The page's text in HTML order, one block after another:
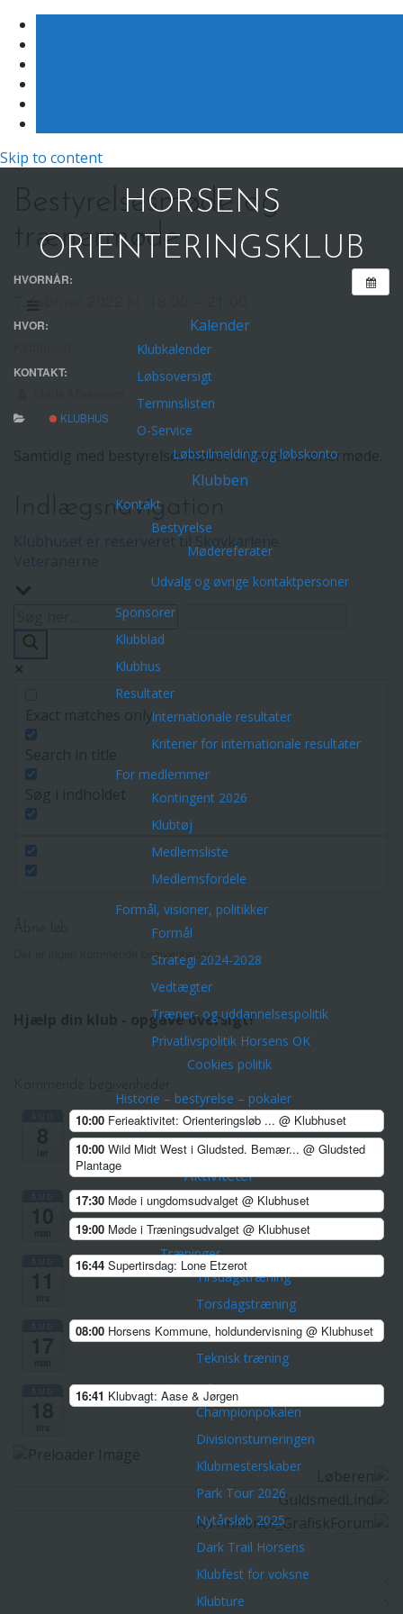
Skip to content
HORSENS
ORIENTERINGSKLUB
Kalender
Klubkalender
Løbsoversigt
Terminslisten
O-Service
Løbstilmelding og løbskonto
Klubben
Kontakt
Bestyrelse
Mødereferater
Udvalg og øvrige kontaktpersoner
Sponsorer
Klubblad
Klubhus
Resultater
Internationale resultater
Kriterier for internationale resultater
For medlemmer
Kontingent 2026
Klubtøj
Medlemsliste
Medlemsfordele
Formål, visioner, politikker
Formål
Strategi 2024-2028
Vedtægter
Træner- og uddannelsespolitik
Privatlivspolitik Horsens OK
Cookies politik
Historie – bestyrelse – pokaler
Fotoalbum 2002-2010
Orienteringskort
Aktiviteter
Arrangementer/Åbne løb
Corona-tilpasninger
Træninger
Tirsdagstræning
Torsdagstræning
Lørdagstræning
Teknisk træning
Øvrige aktiviteter
Championpokalen
Divisionsturneringen
Klubmesterskaber
Park Tour 2026
Nytårsløb 2025
Dark Trail Horsens
Klubfest for voksne
Klubture
Bestyrelsesmøde og
trænermøde
HVORNÅR:
HVOR:
KONTAKT:
KLUBHUS
Samtidig med bestyrelsesmødet afholdes trænermøde.
Indlægsnavigation
Klubhuset er reserveret til Skovkarlene
Der er ingen kommende begivenheder.
Hjælp din klub - opgave oversigt!
10:00 Ferieaktivitet: Orienteringsløb ... @ Klubhuset
10:00 Wild Midt West i Gludsted. Bemær... @ Gludsted
Plantage
17:30 Møde i ungdomsudvalget @ Klubhuset
19:00 Møde i Træningsudvalget @ Klubhuset
16:44 Supertirsdag: Lone Etzerot
08:00 Horsens Kommune, holdundervisning @ Klubhuset
16:41 Klubvagt: Aase & Jørgen